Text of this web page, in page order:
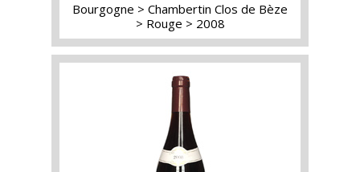
Bourgogne
Chambertin Clos de Bèze
Rouge
2008